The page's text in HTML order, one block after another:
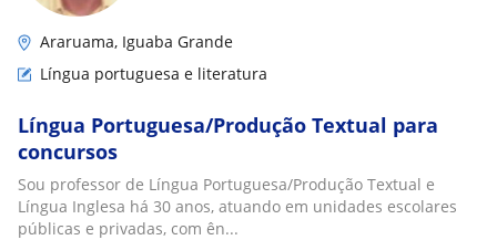
Araruama, Iguaba Grande
Língua portuguesa e literatura
Língua Portuguesa/Produção Textual para
concursos
Sou professor de Língua Portuguesa/Produção Textual e
Língua Inglesa há 30 anos, atuando em unidades escolares
públicas e privadas, com ên...